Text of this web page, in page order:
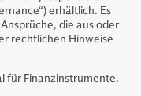
erhältlich. Es
die aus oder
rechtlichen Hinweise
für Finanzinstrumente.